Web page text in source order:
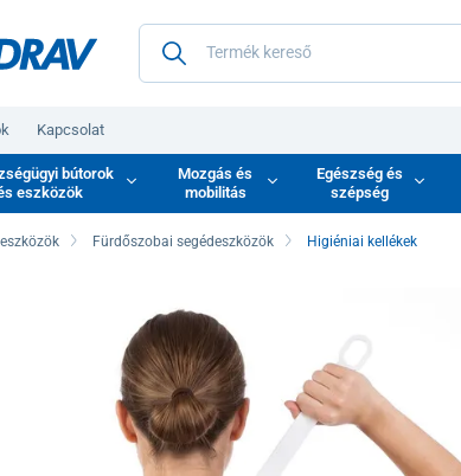
Kapcsolat
bútorok
eszközök
Mozgás és
mobilitás
Egészség és
szépség
Fürdőszobai segédeszközök Higiéniai kellékek